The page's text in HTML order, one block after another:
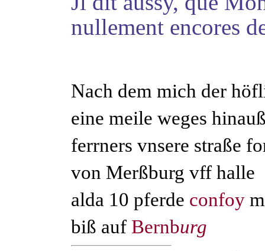
nullement encores
Nach dem mich der
eine meile weges
ferrners vnsere straße
von Merßburg vff halle
alda 10 pferde confoy
biß auf Bernburg